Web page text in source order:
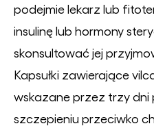
podejmie lekarz lub
insulinę lub hormony
skonsultować jej
Kapsułki zawierające
wskazane przez trzy dni
szczepieniu przeciwko